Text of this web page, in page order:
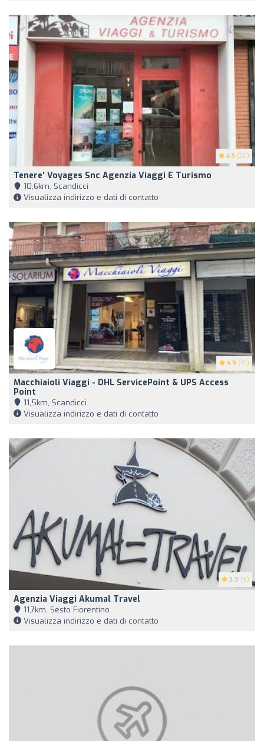
4.5 (20)
Tenere' Voyages Snc Agenzia Viaggi E Turismo
10,6km, Scandicci
Visualizza indirizzo e dati di contatto
4.9 (91)
Macchiaioli Viaggi - DHL ServicePoint & UPS Access
Point
11,5km, Scandicci
Visualizza indirizzo e dati di contatto
3.9 (9)
Agenzia Viaggi Akumal Travel
11,7km, Sesto Fiorentino
Visualizza indirizzo e dati di contatto